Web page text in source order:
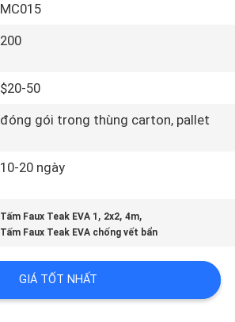
MC015
200
$20-50
đóng gói trong thùng carton, pallet
10-20 ngày
Tấm Faux Teak EVA 1 , 2x2,4m,
Tấm Faux Teak EVA chống vết bẩn
GIÁ TỐT NHẤT